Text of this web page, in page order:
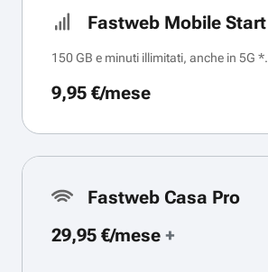
Fastweb Mobile Start
150 GB e minuti illimitati, anche in 5G *.
9,95 €/mese
Fastweb Casa Pro
29,95 €/mese +